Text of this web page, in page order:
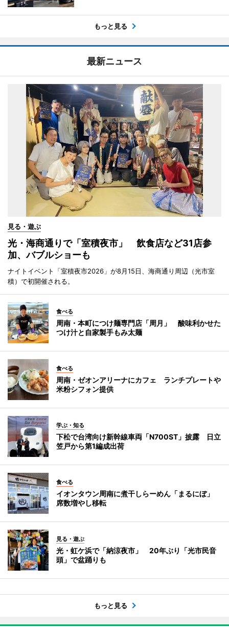
もっと見る
最新ニュース
見る・遊ぶ
光・海商通りで「室積夜市」 飲食店など31店参
加、バブルショーも
ナイトイベント「室積夜市2026」が8月15日、海商通り周辺（光市室
積）で初開催される。
食べる
周南・本町につけ麺専門店「周月」 酸味利かせた
つけ汁と自家製手もみ太麺
食べる
周南・ゼオンアリーナにカフェ ランチプレートや
米粉シフォン提供
学ぶ・知る
下松で台湾向け新幹線車両「N700ST」披露 日立
笠戸から第1編成出荷
食べる
イオンタウン周南に煮干しらーめん「まるにぼ」
席数増やし移転
見る・遊ぶ
光・虹ケ浜で「納涼夜市」 20年ぶり「光市民音
頭」で盆踊りも
もっと見る